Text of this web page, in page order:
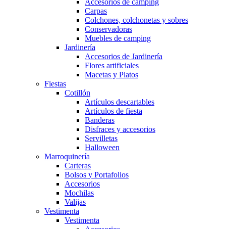
Accesorios de camping
Carpas
Colchones, colchonetas y sobres
Conservadoras
Muebles de camping
Jardinería
Accesorios de Jardinería
Flores artificiales
Macetas y Platos
Fiestas
Cotillón
Artículos descartables
Artículos de fiesta
Banderas
Disfraces y accesorios
Servilletas
Halloween
Marroquinería
Carteras
Bolsos y Portafolios
Accesorios
Mochilas
Valijas
Vestimenta
Vestimenta